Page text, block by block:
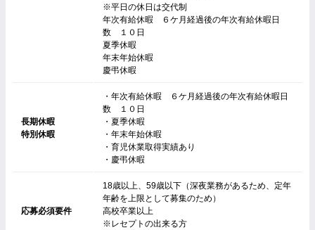
※平日の休日は交代制
年次有給休暇 ６ケ月経過後の年次有給休暇日
数 １０日
夏季休暇
年末年始休暇
慶弔休暇
長期休暇
特別休暇
・年次有給休暇 ６ケ月経過後の年次有給休暇日
数 １０日
・夏季休暇
・年末年始休暇
・育児休業取得実績あり
・慶弔休暇
応募必須要件
18歳以上、59歳以下（深夜業務があるため、定年
年齢を上限として募集のため）
高校卒業以上
※レセプトの出来る方